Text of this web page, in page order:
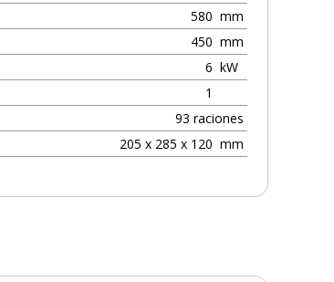
580 mm
450 mm
6 kW
1
93 raciones
205 x 285 x 120 mm